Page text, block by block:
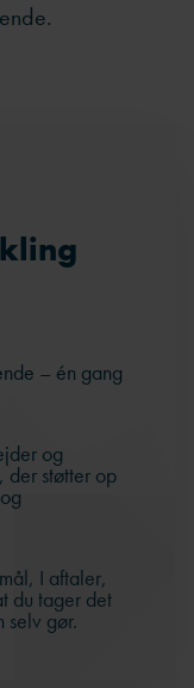
– én gang
og
der støtter op
I aftaler,
du tager det
selv gør.